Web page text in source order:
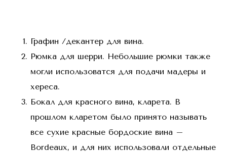
Графин /декантер для вина.
Рюмка для шерри. Небольшие рюмки также
могли использоватся для подачи мадеры и
хереса.
Бокал для красного вина, кларетa. В
прошлом кларетом было принято называть
все сухие красные бордоские вина –
Bordeaux, и для них использовали отдельные